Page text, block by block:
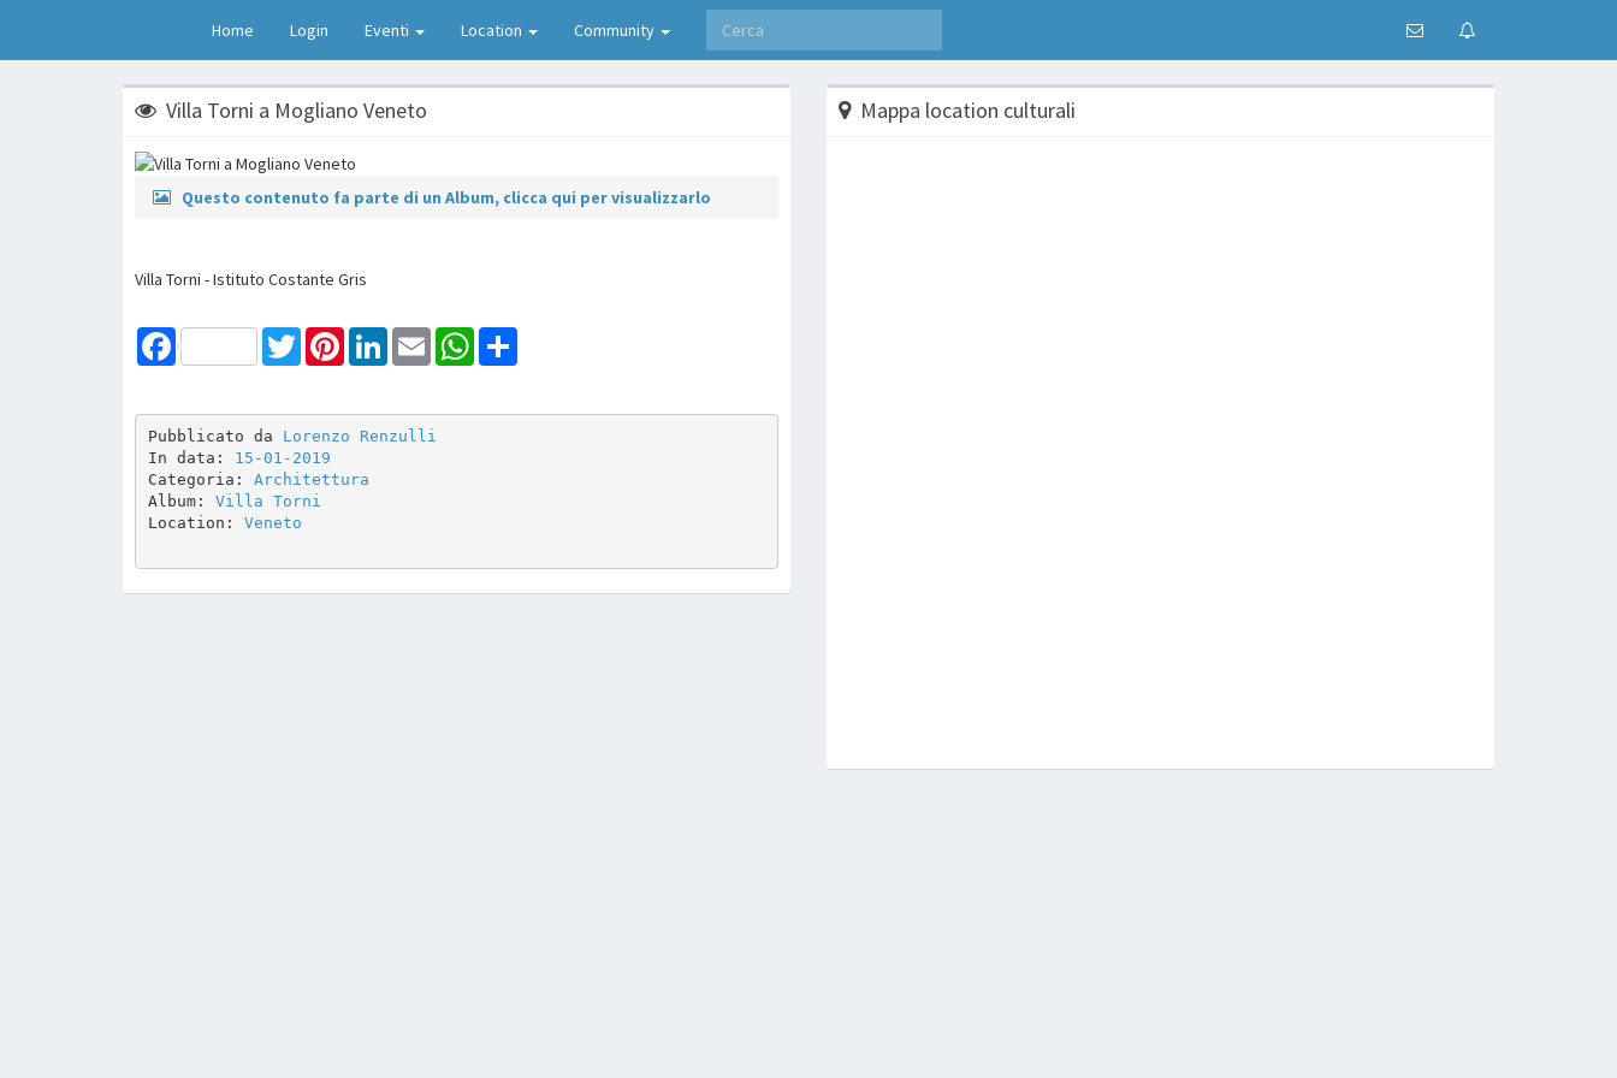
Home Login Eventi Location Community
Villa Torni a Mogliano Veneto
Questo contenuto fa parte di un Album, clicca qui per visualizzarlo
Villa Torni - Istituto Costante Gris
Facebook TwitterPinterestLinkedInEmail WhatsApp
Pubblicato da Lorenzo Renzulli
In data: 15-01-2019
Categoria: Architettura
Album: Villa Torni
Location: Veneto
Mappa location culturali